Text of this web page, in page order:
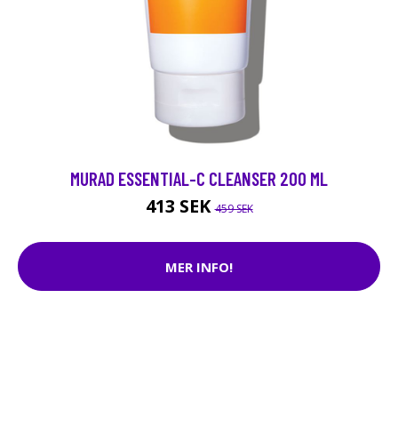
MURAD ESSENTIAL-C CLEANSER 200 ML
413 SEK459 SEK
MER INFO!